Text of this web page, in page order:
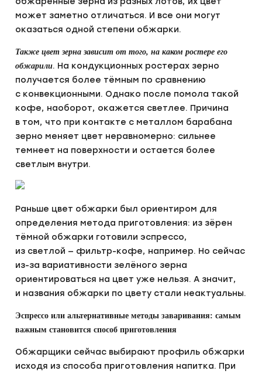
может заметно отличаться. И все они могут
оказаться одной степени обжарки.
Также цвет зерна зависит от того, на каком ростере его
обжарили. На кондукционных ростерах зерно
получается более тёмным по сравнению
с конвекционными. Однако после помола такой
кофе, наоборот, окажется светлее. Причина
в том, что при контакте с металлом барабана
зерно меняет цвет неравномерно: сильнее
темнеет на поверхности и остается более
светлым внутри.
Раньше цвет обжарки был ориентиром для
определения метода приготовления: из зёрен
тёмной обжарки готовили эспрессо,
из светлой — фильтр-кофе, например. Но сейчас
из-за вариативности зелёного зерна
ориентироваться на цвет уже нельзя. А значит,
и названия обжарки по цвету стали неактуальны.
Эспрессо или альтернативные методы заваривания: самым
важным становится способ приготовления
Обжарщики сейчас выбирают профиль обжарки
исходя из способа приготовления напитка. При